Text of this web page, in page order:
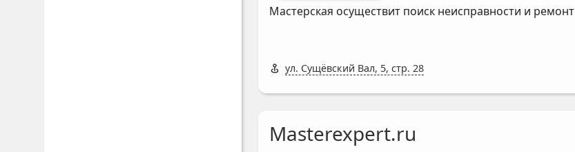
Мастерская осуществит поиск неисправности и ремонт
ул. Сущёвский Вал, 5, стр. 28
Masterexpert.ru